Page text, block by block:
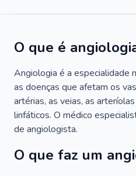
O que é
Angiologia é a especialidade
as doenças que afetam os
artérias, as veias, as
linfáticos. O médico
de angiologista.
O que faz um